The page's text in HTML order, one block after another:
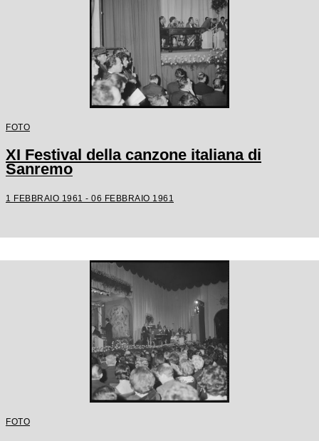
FOTO
XI Festival della canzone italiana di
Sanremo
1 FEBBRAIO 1961 - 06 FEBBRAIO 1961
FOTO